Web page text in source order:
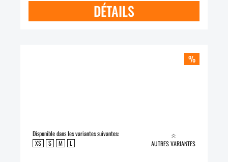
DÉTAILS
%
Disponible dans les variantes suivantes:
XS
S M L AUTRES VARIANTES